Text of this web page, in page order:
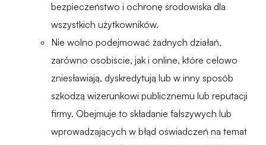
bezpieczeństwo i ochronę środowiska dla
wszystkich użytkowników.
Nie wolno podejmować żadnych działań,
zarówno osobiście, jak i online, które celowo
zniesławiają, dyskredytują lub w inny sposób
szkodzą wizerunkowi publicznemu lub reputacji
firmy. Obejmuje to składanie fałszywych lub
wprowadzających w błąd oświadczeń na temat